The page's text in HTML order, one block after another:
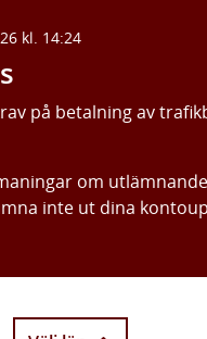
kl. 14:24
på betalning av
om
inte ut dina